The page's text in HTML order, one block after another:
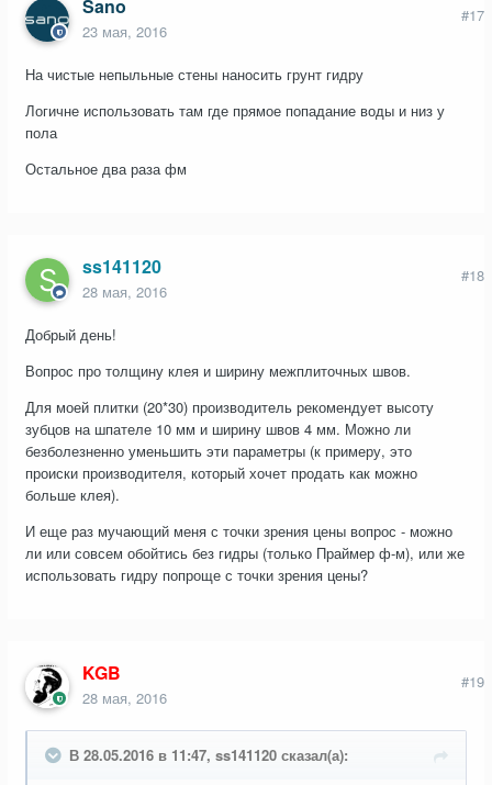
Sano
23 мая, 2016
#17
На чистые непыльные стены наносить грунт гидру
Логичне использовать там где прямое попадание воды и низ у
пола
Остальное два раза фм
ss141120
28 мая, 2016
#18
Добрый день!
Вопрос про толщину клея и ширину межплиточных швов.
Для моей плитки (20*30) производитель рекомендует высоту
зубцов на шпателе 10 мм и ширину швов 4 мм. Можно ли
безболезненно уменьшить эти параметры (к примеру, это
происки производителя, который хочет продать как можно
больше клея).
И еще раз мучающий меня с точки зрения цены вопрос - можно
ли или совсем обойтись без гидры (только Праймер ф-м), или же
использовать гидру попроще с точки зрения цены?
KGB
28 мая, 2016
#19
В 28.05.2016 в 11:47, ss141120 сказал(а):